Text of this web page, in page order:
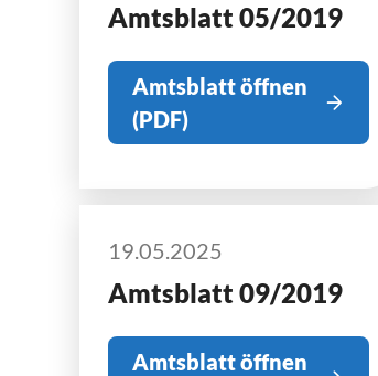
Amtsblatt 05/2019
Amtsblatt öffnen
(PDF)
19.05.2025
Amtsblatt 09/2019
Amtsblatt öffnen